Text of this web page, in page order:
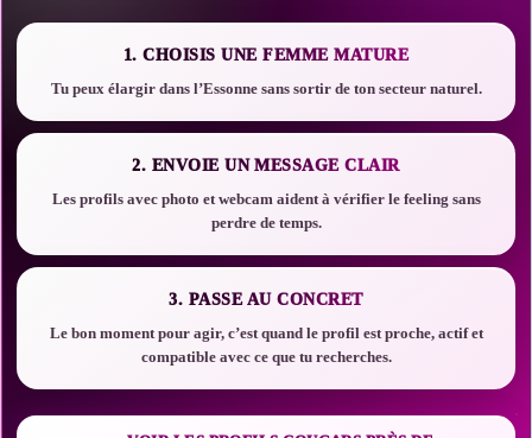
1. CHOISIS UNE FEMME MATURE
Tu peux élargir dans l’Essonne sans sortir de ton secteur naturel.
2. ENVOIE UN MESSAGE CLAIR
Les profils avec photo et webcam aident à vérifier le feeling sans
perdre de temps.
3. PASSE AU CONCRET
Le bon moment pour agir, c’est quand le profil est proche, actif et
compatible avec ce que tu recherches.